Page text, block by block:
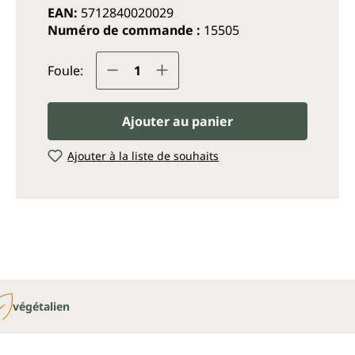
EAN: 5712840020029
Numéro de commande : 15505
Foule: Quantité de produit :
Ajouter au panier
Ajouter à la liste de souhaits
végétalien